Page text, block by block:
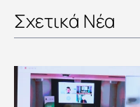
Σχετικά Νέα